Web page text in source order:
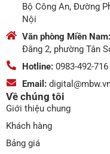
Bộ Công An, Đường
Nội
Văn phòng Miền Nam:
Đằng 2, phường Tân
Hotline: 0983-492-716
Email:
Về chúng tôi
Giới thiệu chung
Khách hàng
Bảng giá